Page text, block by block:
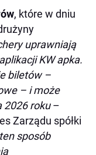
, które w dniu
uprawniają
KW apka.
biletów –
– i może
2026 roku–
Zarządu spółki
sposób